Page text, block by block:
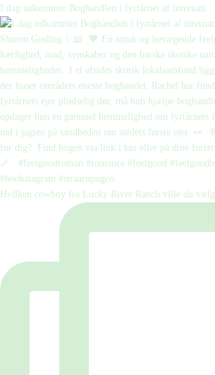
I dag udkommer Boghandlen i fyrtårnet af internati
Hvilken cowboy fra Lucky River Ranch ville du vælg